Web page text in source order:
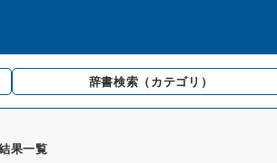
辞書検索 （カテゴリ）
果一覧